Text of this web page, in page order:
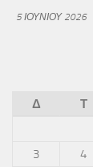
5 ΙΟΥΝΊΟΥ 2026
Δ Τ
3
4